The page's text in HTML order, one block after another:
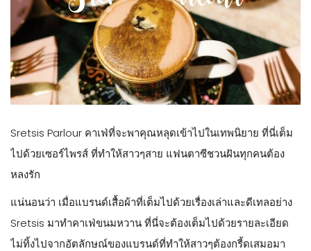
Sretsis Parlour คาเฟ่ที่จะพาคุณหลุดเข้าไปในเทพนิยาย ที่นี่เต็ม
ไปด้วยเซอร์ไพรส์ ที่ทำให้สาวๆสาย แฟนตาซีชวนฝันทุกคนต้อง
หลงรัก
แน่นอนว่า เมื่อแบรนด์เสื้อผ้าที่เต็มไปด้วยเรื่องเล่าและดีเทลอย่าง
Sretsis มาทำคาเฟ่ขนมหวาน ที่นี่จะต้องเต็มไปด้วยรายละเอียด
ไม่ทิ้งไปจากอัตลักษณ์ของแบรนด์ที่ทำให้สาวๆต้องกรี้ดเสมอมา